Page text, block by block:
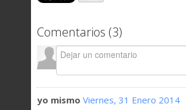
Comentarios (3)
yo mismo Viernes, 31 Enero 2014